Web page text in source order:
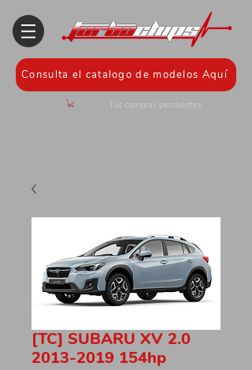
Consulta el catalogo de modelos Aquí
Tus compras pendientes
[TC] SUBARU XV 2.0
2013-2019 154hp